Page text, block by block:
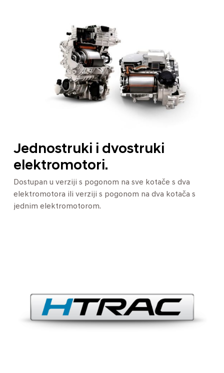
Jednostruki i dvostruki
elektromotori.
Dostupan u verziji s pogonom na sve kotače s dva
elektromotora ili verziji s pogonom na dva kotača s
jednim elektromotorom.